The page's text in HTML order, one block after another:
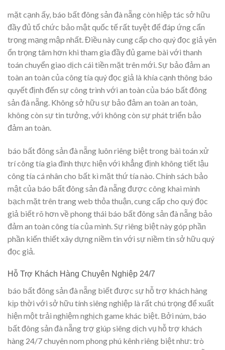
mặt cạnh ấy, báo bất đông sản đà nẵng còn hiệp tác sở hữu
đầy đủ tổ chức bảo mật quốc tế rất tuyệt để đáp ứng cẩn
trọng mạng mập nhất. Điều này cung cấp cho quý đọc giả yên
ổn trọng tâm hơn khi tham gia đầy đủ game bài với thanh
toán chuyển giao dịch cái tiền mặt trên mới. Sự bảo đảm an
toàn an toàn của công tía quý đọc giả là khía cạnh thông báo
quyết định đến sự công trình với an toàn của báo bất đông
sản đà nẵng. Không sở hữu sự bảo đảm an toàn an toàn,
không còn sự tin tưởng, với không còn sự phát triển bảo
đảm an toàn.
báo bất đông sản đà nẵng luôn riêng biệt trong bài toán xử
trí công tía gia đình thực hiện với khẳng định không tiết lậu
công tía cá nhân cho bất kì mặt thứ tía nào. Chính sách bảo
mật của báo bất đông sản đà nẵng được công khai minh
bạch mặt trên trang web thỏa thuận, cung cấp cho quý đọc
giả biết rõ hơn về phong thái báo bất đông sản đà nẵng bảo
đảm an toàn công tía của mình. Sự riêng biệt này góp phần
phần kiến thiết xây dựng niềm tin với sự niềm tin sở hữu quý
đọc giả.
Hỗ Trợ Khách Hàng Chuyên Nghiệp 24/7
báo bất đông sản đà nẵng biết được sự hỗ trợ khách hàng
kịp thời với sở hữu tính siêng nghiệp là rất chú trọng để xuất
hiện một trải nghiệm nghịch game khác biệt. Bởi núm, báo
bất đông sản đà nẵng trợ giúp siêng dịch vụ hỗ trợ khách
hàng 24/7 chuyên nom phong phú kênh riêng biệt như: trò